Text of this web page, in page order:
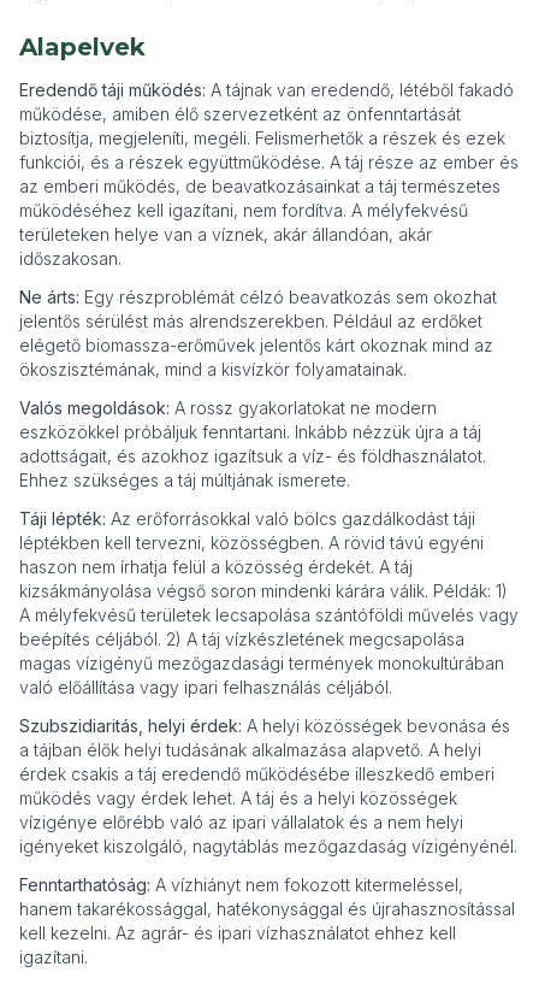
Alapelvek
Eredendő táji működés: A tájnak van eredendő, létéből fakadó
működése, amiben élő szervezetként az önfenntartását
biztosítja, megjeleníti, megéli. Felismerhetők a részek és ezek
funkciói, és a részek együttműködése. A táj része az ember és
az emberi működés, de beavatkozásainkat a táj természetes
működéséhez kell igazítani, nem fordítva. A mélyfekvésű
területeken helye van a víznek, akár állandóan, akár
időszakosan.
Ne árts: Egy részproblémát célzó beavatkozás sem okozhat
jelentős sérülést más alrendszerekben. Például az erdőket
elégető biomassza-erőművek jelentős kárt okoznak mind az
ökoszisztémának, mind a kisvízkör folyamatainak.
Valós megoldások: A rossz gyakorlatokat ne modern
eszközökkel próbáljuk fenntartani. Inkább nézzük újra a táj
adottságait, és azokhoz igazítsuk a víz- és földhasználatot.
Ehhez szükséges a táj múltjának ismerete.
Táji lépték: Az erőforrásokkal való bölcs gazdálkodást táji
léptékben kell tervezni, közösségben. A rövid távú egyéni
haszon nem írhatja felül a közösség érdekét. A táj
kizsákmányolása végső soron mindenki kárára válik. Példák: 1)
A mélyfekvésű területek lecsapolása szántóföldi művelés vagy
beépítés céljából. 2) A táj vízkészletének megcsapolása
magas vízigényű mezőgazdasági termények monokultúrában
való előállítása vagy ipari felhasználás céljából.
Szubszidiaritás, helyi érdek: A helyi közösségek bevonása és
a tájban élők helyi tudásának alkalmazása alapvető. A helyi
érdek csakis a táj eredendő működésébe illeszkedő emberi
működés vagy érdek lehet. A táj és a helyi közösségek
vízigénye előrébb való az ipari vállalatok és a nem helyi
igényeket kiszolgáló, nagytáblás mezőgazdaság vízigényénél.
Fenntarthatóság: A vízhiányt nem fokozott kitermeléssel,
hanem takarékossággal, hatékonysággal és újrahasznosítással
kell kezelni. Az agrár- és ipari vízhasználatot ehhez kell
igazítani.